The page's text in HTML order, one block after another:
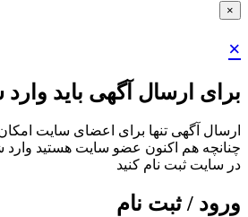
×
×
برای ارسال آگهی باید
ارسال آگهی تنها برای اعضای سایت
چنانچه هم‌ اکنون عضو سایت هستید
در سایت ثبت نام کنید
ورود / ثبت نام